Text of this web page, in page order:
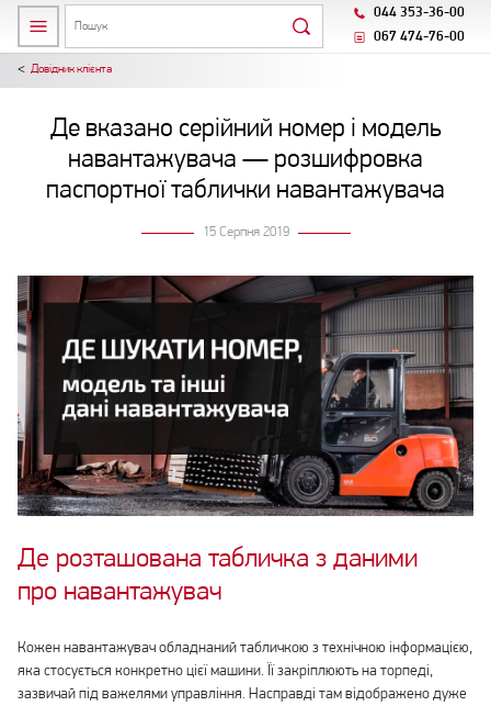
044 353-36-00
067 474-76-00
Довідник клієнта
Де вказано серійний номер і модель
навантажувача — розшифровка
паспортної таблички навантажувача
15 Серпня 2019
Де розташована табличка з даними
про навантажувач
Кожен навантажувач обладнаний табличкою з технічною інформацією,
яка стосується конкретно цієї машини. Її закріплюють на торпеді,
зазвичай під важелями управління. Насправді там відображено дуже